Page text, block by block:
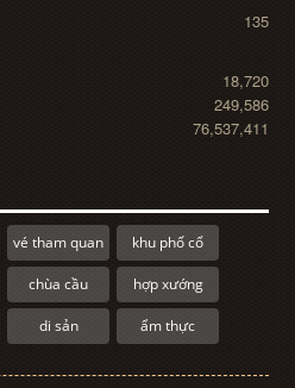
135
18,720
249,586
76,537,411
vé tham quan khu phố cổ
chùa cầu hợp xướng
di sản ẩm thực